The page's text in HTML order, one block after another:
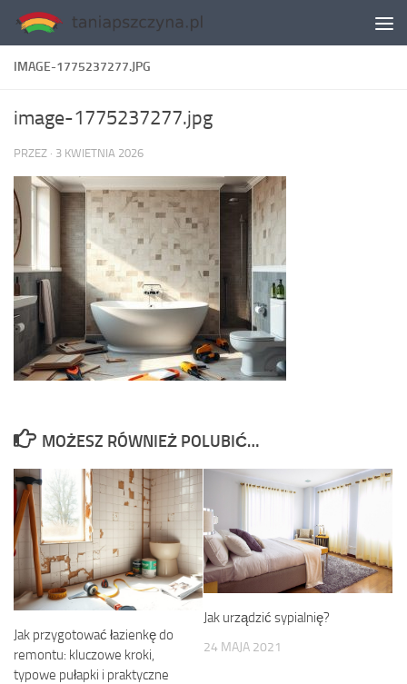
Skip to content
IMAGE-1775237277.JPG
image-1775237277.jpg
PRZEZ · 3 KWIETNIA 2026
MOŻESZ RÓWNIEŻ POLUBIĆ…
Jak przygotować łazienkę do
remontu: kluczowe kroki,
typowe pułapki i praktyczne
Jak urządzić sypialnię?
24 MAJA 2021